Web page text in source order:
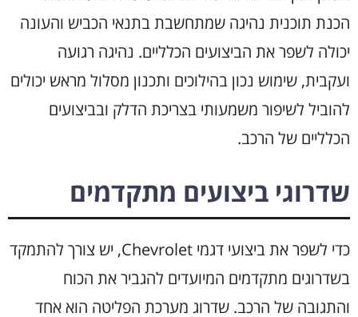
הכנת תוכנית נהיגה שמתחשבת בתנאי הכביש והעונה
יכולה לשפר את הביצועים הכלליים. נהיגה רגועה
ועקבית, שימוש נכון בהילוכים ותכנון מסלול מראש יכולים
להוביל לשיפור משמעותי בצריכת הדלק ובביצועים
הכלליים של הרכב.
שדרוגי ביצועים מתקדמים
כדי לשפר את ביצועי דגמי Chevrolet, יש צורך להתמקד
בשדרוגים מתקדמים המיועדים להגביר את הכוח
והתגובה של הרכב. שדרוג מערכת הפליטה הוא אחד